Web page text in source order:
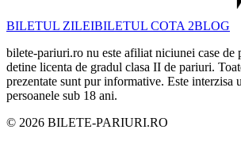
BILETUL ZILEIBILETUL COTA 2BLOG
bilete-pariuri.ro nu este afiliat niciunei case de
detine licenta de gradul clasa II de pariuri.
prezentate sunt pur informative. Este interzisa
persoanele sub 18 ani.
© 2026 BILETE-PARIURI.RO